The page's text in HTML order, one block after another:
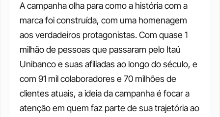
A campanha olha para como a história com a
marca foi construída, com uma homenagem
aos verdadeiros protagonistas. Com quase 1
milhão de pessoas que passaram pelo Itaú
Unibanco e suas afiliadas ao longo do século, e
com 91 mil colaboradores e 70 milhões de
clientes atuais, a ideia da campanha é focar a
atenção em quem faz parte de sua trajetória ao